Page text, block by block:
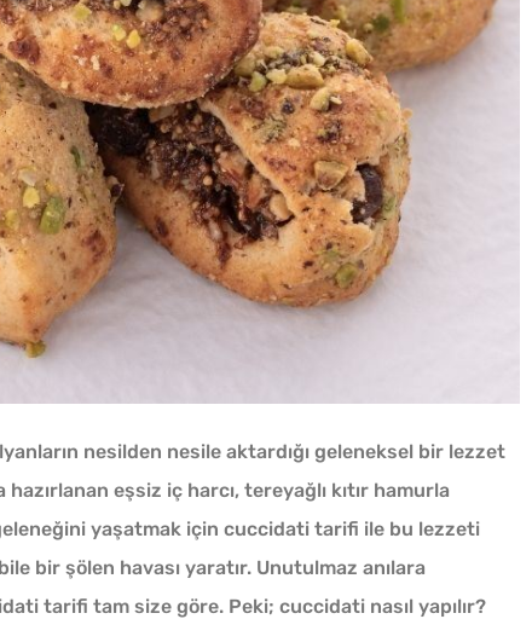
nesilden nesile aktardığı geleneksel bir lezzet
eşsiz iç harcı, tereyağlı kıtır hamurla
yaşatmak için cuccidati tarifi ile bu lezzeti
bir şölen havası yaratır. Unutulmaz anılara
tarifi tam size göre. Peki; cuccidati nasıl yapılır?